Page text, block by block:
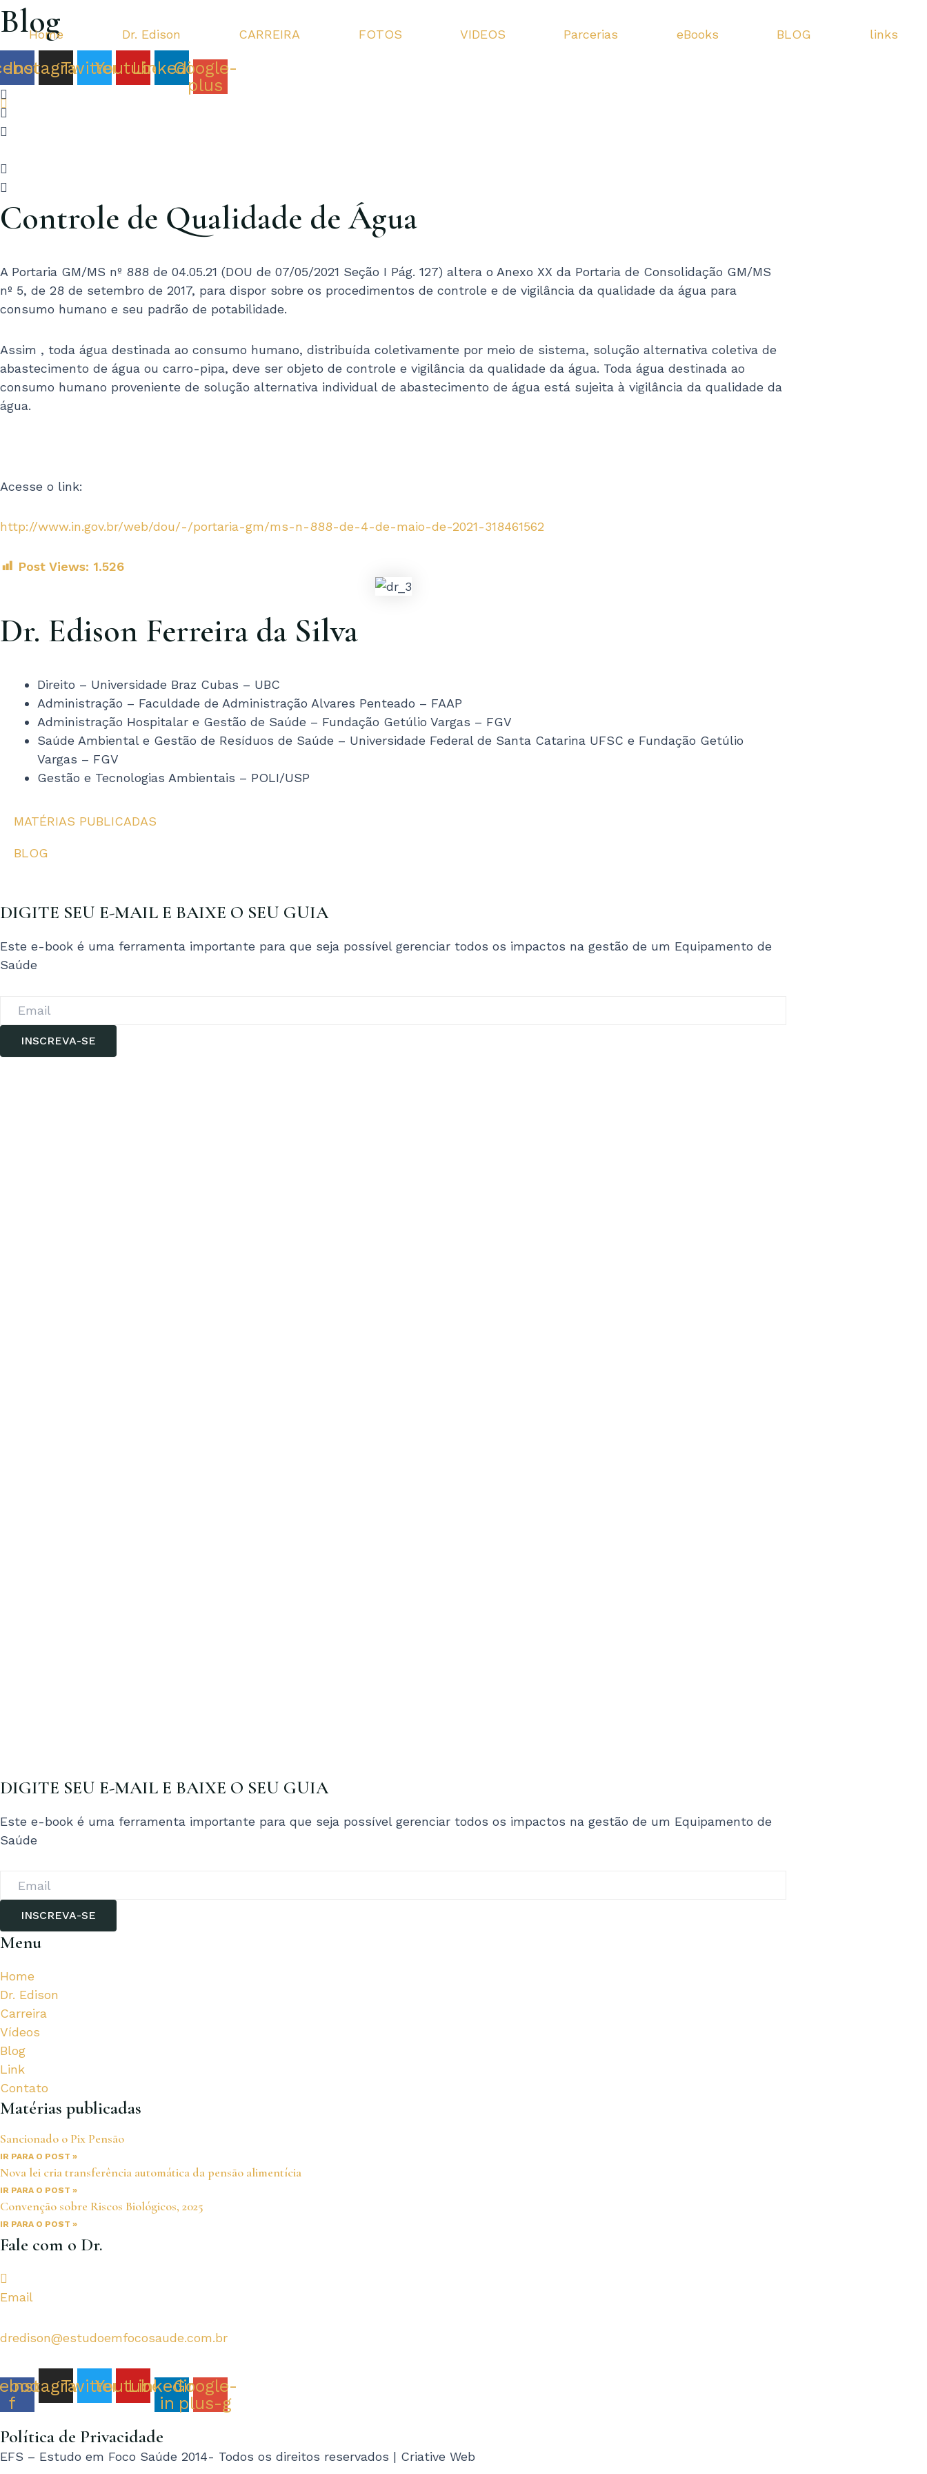
Ir
para
conteúdo
Home Dr. Edison CARREIRA FOTOS VIDEOS Parcerias eBooks BLOG links
Instagram
TwitterYoutubeLinkedinGoogle-
plus
Blog
Controle de Qualidade de Água
A Portaria GM/MS nº 888 de 04.05.21 (DOU de 07/05/2021 Seção I Pág. 127) altera o Anexo XX da Portaria de Consolidação GM/MS
nº 5, de 28 de setembro de 2017, para dispor sobre os procedimentos de controle e de vigilância da qualidade da água para
consumo humano e seu padrão de potabilidade.
Assim , toda água destinada ao consumo humano, distribuída coletivamente por meio de sistema, solução alternativa coletiva de
abastecimento de água ou carro-pipa, deve ser objeto de controle e vigilância da qualidade da água. Toda água destinada ao
consumo humano proveniente de solução alternativa individual de abastecimento de água está sujeita à vigilância da qualidade da
água.
Acesse o link:
http://www.in.gov.br/web/dou/-/portaria-gm/ms-n-888-de-4-de-maio-de-2021-318461562
Post Views: 1.526
Dr. Edison Ferreira da Silva
Direito – Universidade Braz Cubas – UBC
Administração – Faculdade de Administração Alvares Penteado – FAAP
Administração Hospitalar e Gestão de Saúde – Fundação Getúlio Vargas – FGV
Saúde Ambiental e Gestão de Resíduos de Saúde – Universidade Federal de Santa Catarina UFSC e Fundação Getúlio
Vargas – FGV
Gestão e Tecnologias Ambientais – POLI/USP
MATÉRIAS PUBLICADAS
BLOG
DIGITE SEU E-MAIL E BAIXE O SEU GUIA
Este e-book é uma ferramenta importante para que seja possível gerenciar todos os impactos na gestão de um Equipamento de
Saúde
INSCREVA-SE
DIGITE SEU E-MAIL E BAIXE O SEU GUIA
Este e-book é uma ferramenta importante para que seja possível gerenciar todos os impactos na gestão de um Equipamento de
Saúde
INSCREVA-SE
Menu
Home
Dr. Edison
Carreira
Vídeos
Blog
Link
Contato
Matérias publicadas
Sancionado o Pix Pensão
IR PARA O POST »
Nova lei cria transferência automática da pensão alimentícia
IR PARA O POST »
Convenção sobre Riscos Biológicos, 2025
IR PARA O POST »
Fale com o Dr.
Email
dredison@estudoemfocosaude.com.br
f
Instagram
TwitterYoutubeLinkedin-
in
Google-
plus-g
Política de Privacidade
EFS – Estudo em Foco Saúde 2014- Todos os direitos reservados | Criative Web